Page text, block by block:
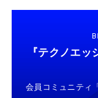
『テクノエッ
会員コミュニティ